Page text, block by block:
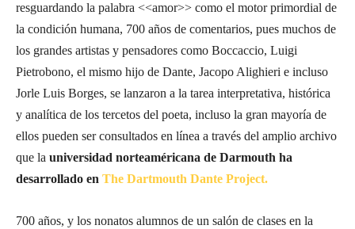
resguardando la palabra <<amor>> como el motor primordial de
la condición humana, 700 años de comentarios, pues muchos de
los grandes artistas y pensadores como Boccaccio, Luigi
Pietrobono, el mismo hijo de Dante, Jacopo Alighieri e incluso
Jorle Luis Borges, se lanzaron a la tarea interpretativa, histórica
y analítica de los tercetos del poeta, incluso la gran mayoría de
ellos pueden ser consultados en línea a través del amplio archivo
que la universidad norteaméricana de Darmouth ha
desarrollado en The Dartmouth Dante Project.
700 años, y los nonatos alumnos de un salón de clases en la